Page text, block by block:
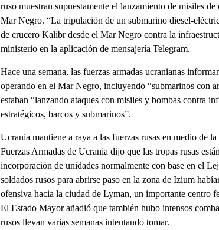
ruso muestran supuestamente el lanzamiento de misiles
Mar Negro. “La tripulación de un submarino diesel-
de crucero Kalibr desde el Mar Negro contra la
ministerio en la aplicación de mensajería Telegram.
Hace una semana, las fuerzas armadas ucranianas
operando en el Mar Negro, incluyendo “submarinos con
estaban “lanzando ataques con misiles y bombas contra
estratégicos, barcos y submarinos”.
Ucrania mantiene a raya a las fuerzas rusas en medio de
Fuerzas Armadas de Ucrania dijo que las tropas rusas
incorporación de unidades normalmente con base en el
soldados rusos para abrirse paso en la zona de Izium
ofensiva hacia la ciudad de Lyman, un importante centro
El Estado Mayor añadió que también hubo intensos
rusos llevan varias semanas intentando tomar.